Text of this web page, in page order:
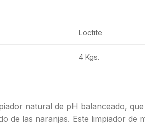
Loctite
4 Kgs.
natural de pH balanceado,
de las naranjas. Este limpiador de